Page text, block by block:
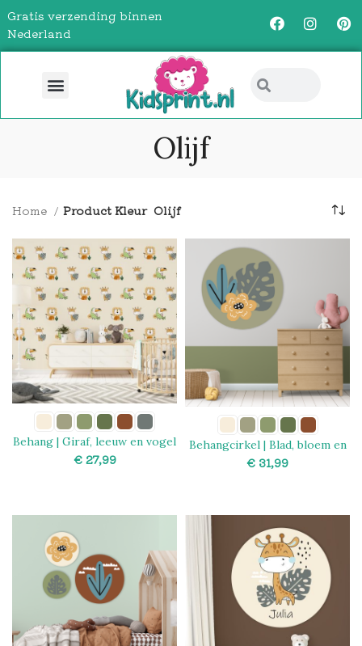
Gratis verzending binnen
Nederland
Olijf
Home Product Kleur Olijf
Behang | Giraf, leeuw en vogel
€
Behangcirkel | Blad, bloem en
plant
€